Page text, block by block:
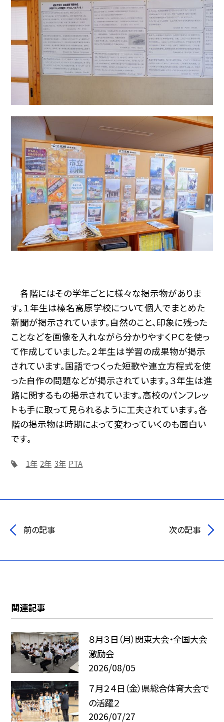
各階にはその学年ごとに様々な掲示物がありま
す。１年生は榛名高原学校について個人でまとめた
新聞が掲示されています。自然のこと、印象に残った
ことなどを画像を入れながら分かりやすくＰＣを使っ
て作成していました。２年生は学習の成果物が掲示
されています。国語でつくった短歌や連立方程式を使
った自作の問題などが掲示されています。３年生は進
路に関するもの掲示されています。高校のパンフレッ
トも手に取って見られるように工夫されています。各
階の掲示物は時期によって変わっていくのも面白い
です。
1年 2年 3年 PTA
前の記事 次の記事
関連記事
８月３日（月）関東大会・全国大会
激励会
2026/08/05
７月２４日（金）県総合体育大会で
の活躍２
2026/07/27